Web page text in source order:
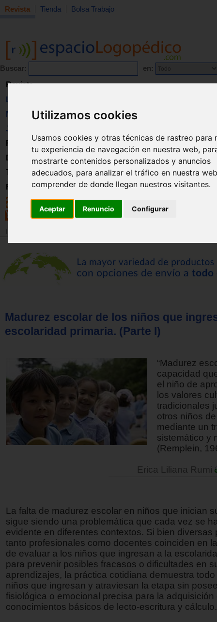
Utilizamos cookies
Usamos cookies y otras técnicas de rastreo para
tu experiencia de navegación en nuestra web,
mostrarte contenidos personalizados y anuncios
adecuados, para analizar el tráfico en nuestra
comprender de donde llegan nuestros visitantes.
Aceptar Renuncio Configurar
Revista Tienda Bolsa Trabajo
Buscar: en:
Revista
Libros
Material
Juguetes
Formación
Directorio
Trabajo
Registro
Madurez escolar de los niños que
escolaridad primaria. (Parte I)
“Madurez
capacidad
el niño de
los valores
tradicionales
otros niños
mediante un
sistemático y
(Remplein,
Erica Liliana Rumi
La falta de madurez escolar en niños que inician
sigue siendo una problemática que cada vez se
evidente en diferentes contextos. Si bien diversas
tanto profesionales como docentes coinciden en
de evaluar a los niños que ingresan a la
para prevenir posibles fracasos o dificultades en
aprendizajes, la práctica cotidiana demuestra
niños que ingresan y atraviesan la etapa sin
fisiológica o emocional precisa para la adquisición
conocimientos básicos de lecto-escritura y cálculo.